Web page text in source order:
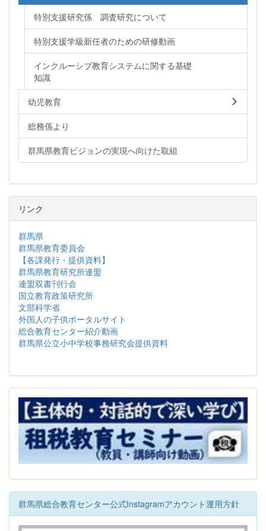
特別支援研究係 調査研究について
特別支援学級新任者のための研修動画
インクルーシブ教育システムに関する基礎
知識
幼児教育
総務係より
群馬県教育ビジョンの実現へ向けた取組
リンク
群馬県
群馬県教育委員会
【各課発行・提供資料】
群馬県教育研究所連盟
連盟双書刊行会
国立教育政策研究所
文部科学省
外国人の子供ポータルサイト
総合教育センター紹介動画
群馬県公立小中学校事務研究会提供資料
群馬県総合教育センター公式Instagramアカウント運用方針